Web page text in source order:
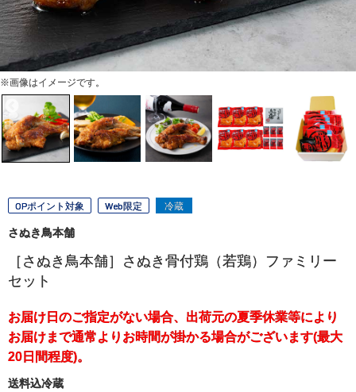
※画像はイメージです。
OPポイント対象 Web限定 冷蔵
さぬき鳥本舗
［さぬき鳥本舗］さぬき骨付鶏（若鶏）ファミリー
セット
お届け日のご指定がない場合、出荷元の夏季休業等により
お届けまで通常よりお時間が掛かる場合がございます(最大
20日間程度)。
送料込冷蔵